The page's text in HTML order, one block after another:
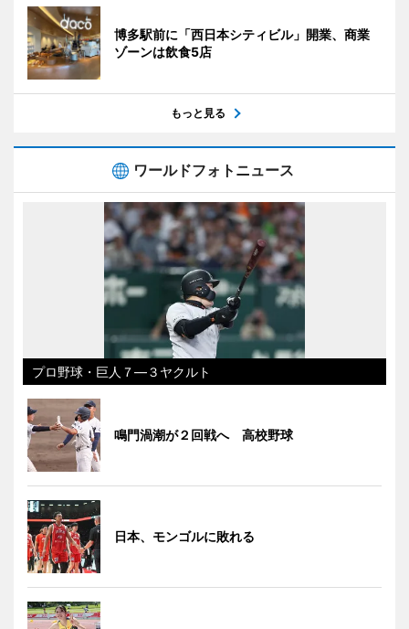
博多駅前に「西日本シティビル」開業、商業
ゾーンは飲食5店
もっと見る
ワールドフォトニュース
プロ野球・巨人７―３ヤクルト
鳴門渦潮が２回戦へ 高校野球
日本、モンゴルに敗れる